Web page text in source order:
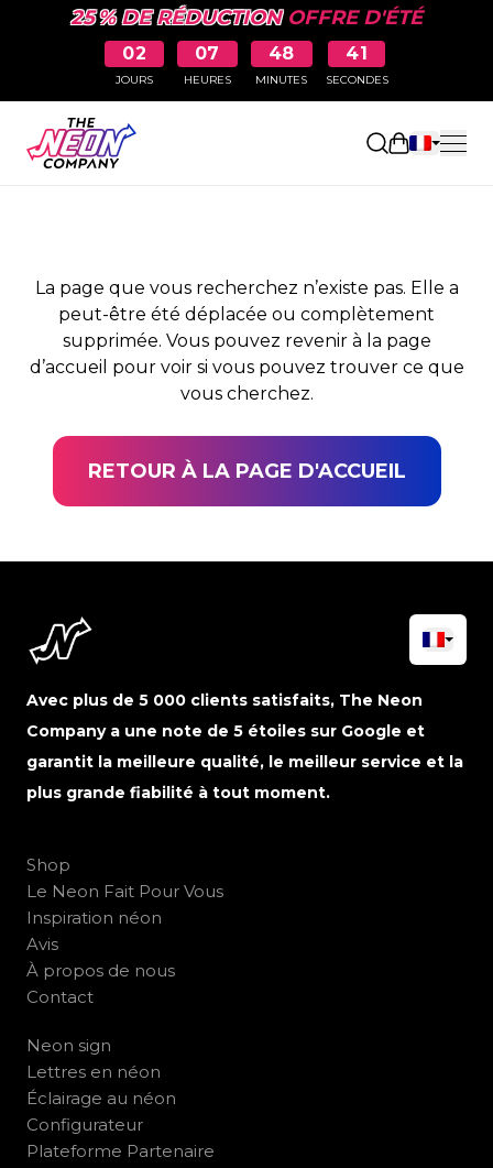
25 % DE RÉDUCTIONOFFRE D'ÉTÉ
02
JOURS
07
HEURES
48
MINUTES
41
SECONDES
Ouvrir le
PAGE NON TROUVÉE
La page que vous recherchez n’existe pas. Elle a
peut-être été déplacée ou complètement
supprimée. Vous pouvez revenir à la page
d’accueil pour voir si vous pouvez trouver ce que
vous cherchez.
RETOUR À LA PAGE D'ACCUEIL
Avec plus de 5 000 clients satisfaits, The Neon
Company a une note de 5 étoiles sur Google et
garantit la meilleure qualité, le meilleur service et la
plus grande fiabilité à tout moment.
Shop
Le Neon Fait Pour Vous
Inspiration néon
Avis
À propos de nous
Contact
Neon sign
Lettres en néon
Éclairage au néon
Configurateur
Plateforme Partenaire